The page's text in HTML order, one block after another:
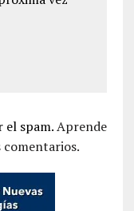
el spam.Aprende
comentarios.